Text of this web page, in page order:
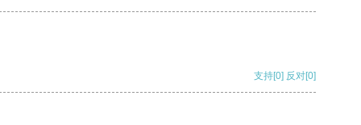
支持[0] 反对[0]